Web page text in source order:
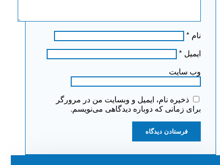
نام *
ایمیل *
وب‌ سایت
ذخیره نام، ایمیل و وبسایت من در مرورگر
برای زمانی که دوباره دیدگاهی می‌نویسم.